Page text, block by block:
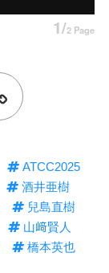
1/2 Page
ATCC2025
酒井亜樹
兒島直樹
山﨑賢人
橋本英也